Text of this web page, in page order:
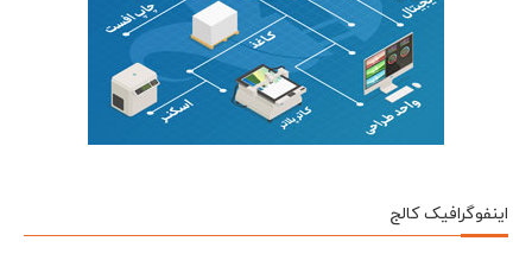
اینفوگرافیک کالج